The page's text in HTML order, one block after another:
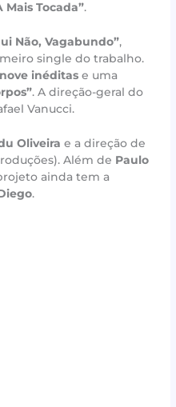
Mais Tocada”.
Não, Vagabundo”,
single do trabalho.
nove inéditas e uma
. A direção-geral do
Vanucci.
Oliveira e a direção de
Além de Paulo
ainda tem a
.